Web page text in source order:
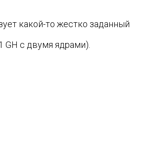
какой-то жестко заданный
GH с двумя ядрами).